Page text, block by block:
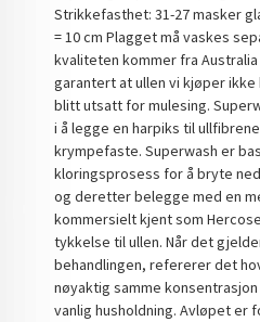
Strikkefasthet: 31-27 masker
= 10 cm Plagget må vaskes
kvaliteten kommer fra
garantert at ullen vi kjøper
blitt utsatt for mulesing.
i å legge en harpiks til
krympefaste. Superwash er
kloringsprosess for å bryte
og deretter belegge med en
kommersielt kjent som
tykkelse til ullen. Når det
behandlingen, refererer det
nøyaktig samme
vanlig husholdning. Avløpet er